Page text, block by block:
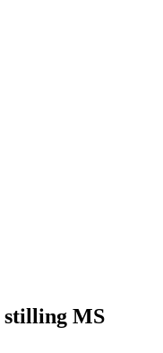
stilling MS